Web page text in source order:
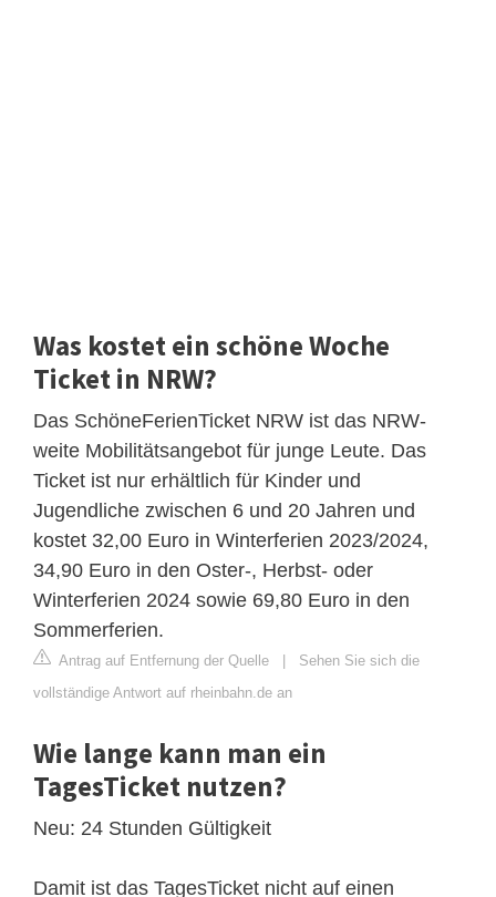
Was kostet ein schöne Woche
Ticket in NRW?
Das SchöneFerienTicket NRW ist das NRW-
weite Mobilitätsangebot für junge Leute. Das
Ticket ist nur erhältlich für Kinder und
Jugendliche zwischen 6 und 20 Jahren und
kostet 32,00 Euro in Winterferien 2023/2024,
34,90 Euro in den Oster-, Herbst- oder
Winterferien 2024 sowie 69,80 Euro in den
Sommerferien.
Antrag auf Entfernung der Quelle | Sehen Sie sich die
vollständige Antwort auf rheinbahn.de an
Wie lange kann man ein
TagesTicket nutzen?
Neu: 24 Stunden Gültigkeit
Damit ist das TagesTicket nicht auf einen